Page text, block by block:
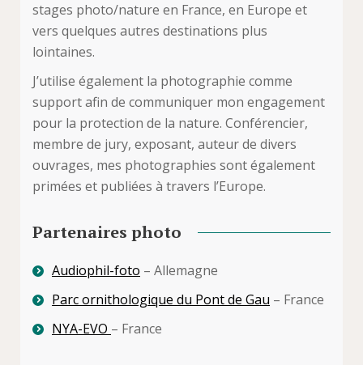
stages photo/nature en France, en Europe et
vers quelques autres destinations plus
lointaines.
J’utilise également la photographie comme
support afin de communiquer mon engagement
pour la protection de la nature. Conférencier,
membre de jury, exposant, auteur de divers
ouvrages, mes photographies sont également
primées et publiées à travers l’Europe.
Partenaires photo
Audiophil-foto – Allemagne
Parc ornithologique du Pont de Gau – France
NYA-EVO – France